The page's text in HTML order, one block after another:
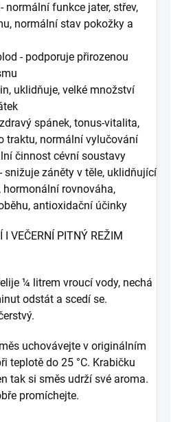
normální funkce jater, střev,
normální stav pokožky a
- podporuje přirozenou
uklidňuje, velké množství
spánek, tonus-vitalita,
traktu, normální vylučování
činnost cévní soustavy
snižuje záněty v těle, uklidňující
rovnováha,
antioxidační účinky
I VEČERNÍ PITNÝ REŽIM
¼ litrem vroucí vody, nechá
odstát a scedí se.
uchovávejte v originálním
teplotě do 25 °C. Krabičku
tak si směs udrží své aroma.
promíchejte.